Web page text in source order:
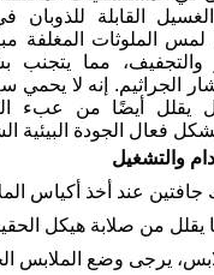
القابلة للذوبان
لمس الملوثات المغلفة
والتجفيف، مما
الجراثيم. إنه لا
يقلل أيضًا من عبء
فعال الجودة البيئية
والتشغيل
جافتين عند أخذ أكياس
من صلابة هيكل
يرجى وضع الملابس